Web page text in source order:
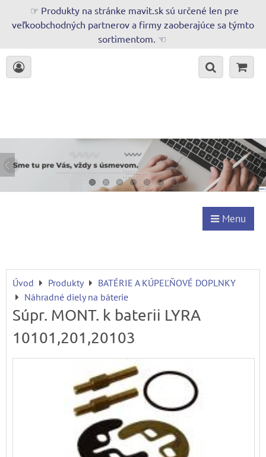
☞ Produkty na stránke mavit.sk sú určené len pre
veľkoobchodných partnerov a firmy zaoberajúce sa týmto
sortimentom. ☜
Menu
Úvod Produkty
BATÉRIE A KÚPEĽŇOVÉ DOPLNKY
Náhradné diely na báterie
Súpr. MONT. k baterii LYRA
10101,201,20103